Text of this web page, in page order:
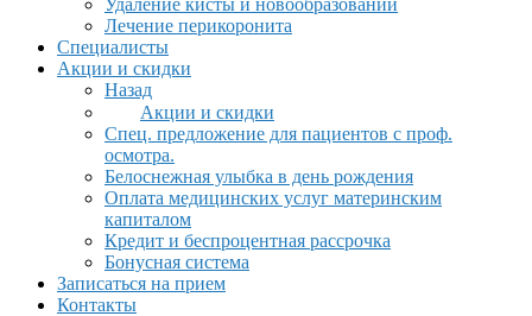
Удаление кисты и новообразований
Лечение перикоронита
Специалисты
Акции и скидки
Назад
Акции и скидки
Спец. предложение для пациентов с проф.
осмотра.
Белоснежная улыбка в день рождения
Оплата медицинских услуг материнским
капиталом
Кредит и беспроцентная рассрочка
Бонусная система
Записаться на прием
Контакты